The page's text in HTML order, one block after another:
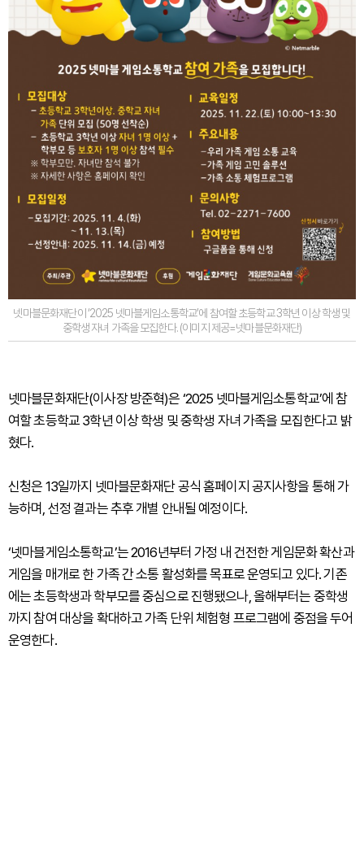
넷마블문화재단이 ‘2025 넷마블게임소통학교’에 참여할 초등학교 3학년 이상 학생 및
중학생 자녀 가족을 모집한다. (이미지 제공=넷마블문화재단)
넷마블문화재단(이사장 방준혁)은 ‘2025 넷마블게임소통학교’에 참
여할 초등학교 3학년 이상 학생 및 중학생 자녀 가족을 모집한다고 밝
혔다.
신청은 13일까지 넷마블문화재단 공식 홈페이지 공지사항을 통해 가
능하며, 선정 결과는 추후 개별 안내될 예정이다.
‘넷마블게임소통학교’는 2016년부터 가정 내 건전한 게임문화 확산과
게임을 매개로 한 가족 간 소통 활성화를 목표로 운영되고 있다. 기존
에는 초등학생과 학부모를 중심으로 진행됐으나, 올해부터는 중학생
까지 참여 대상을 확대하고 가족 단위 체험형 프로그램에 중점을 두어
운영한다.